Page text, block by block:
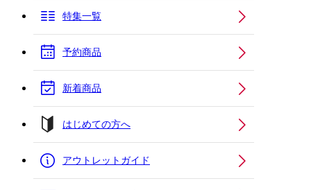
特集一覧
予約商品
新着商品
はじめての方へ
アウトレットガイド